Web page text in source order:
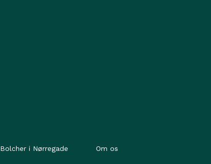
Bolcher i Nørregade
Om os